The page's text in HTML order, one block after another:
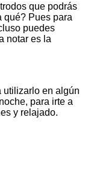
que podrás
qué? Pues para
puedes
notar es la
utilizarlo en algún
para irte a
y relajado.